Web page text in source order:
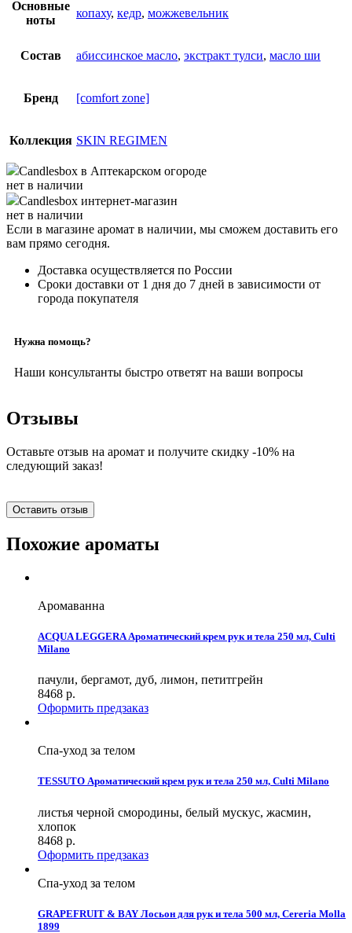
Основные
ноты
копаху, кедр, можжевельник
Состав абиссинское масло, экстракт тулси, масло ши
Бренд [comfort zone]
Коллекция SKIN REGIMEN
Candlesbox в Аптекарском огороде
нет в наличии
Candlesbox интернет-магазин
нет в наличии
Если в магазине аромат в наличии, мы сможем доставить его
вам прямо сегодня.
Доставка осуществляется по России
Сроки доставки от 1 дня до 7 дней в зависимости от
города покупателя
Нужна помощь?
Наши консультанты быстро ответят на ваши вопросы
Отзывы
Оставьте отзыв на аромат и получите скидку -10% на
следующий заказ!
Оставить отзыв
Похожие ароматы
Аромаванна
ACQUA LEGGERA Ароматический крем рук и тела 250 мл, Culti
Milano
пачули, бергамот, дуб, лимон, петитгрейн
8468 р.
Оформить предзаказ
Спа-уход за телом
TESSUTO Ароматический крем рук и тела 250 мл, Culti Milano
листья черной смородины, белый мускус, жасмин,
хлопок
8468 р.
Оформить предзаказ
Спа-уход за телом
GRAPEFRUIT & BAY Лосьон для рук и тела 500 мл, Cereria Molla
1899